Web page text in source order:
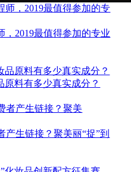
，2019最值得参加的专业
原料有多少真实成分？
生链接？聚美丽“捉”到